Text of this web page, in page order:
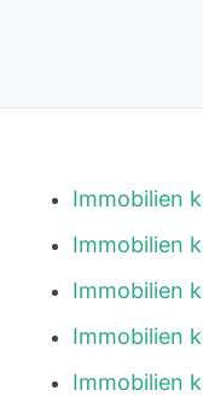
Immobilien
Immobilien
Immobilien
Immobilien
Immobilien